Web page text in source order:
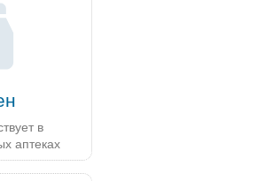
в
аптеках